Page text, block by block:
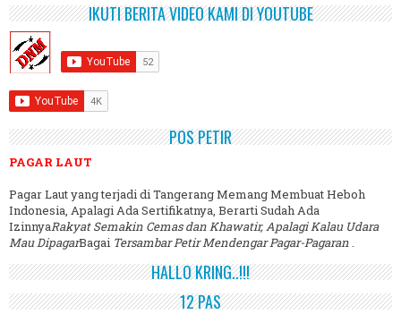
IKUTI BERITA VIDEO KAMI DI YOUTUBE
POS PETIR
PAGAR LAUT
Pagar Laut yang terjadi di Tangerang Memang Membuat Heboh
Indonesia, Apalagi Ada Sertifikatnya, Berarti Sudah Ada
IzinnyaRakyat Semakin Cemas dan Khawatir, Apalagi Kalau Udara
Mau DipagarBagai Tersambar Petir Mendengar Pagar-Pagaran.
HALLO KRING..!!!
12 PAS